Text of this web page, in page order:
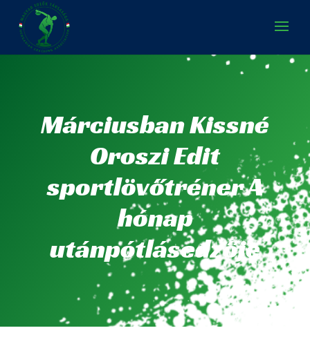
Márciusban Kissné
Oroszi Edit
sportlövőtréner A
hónap
utánpótlásedzője